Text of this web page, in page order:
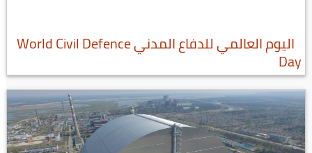
اليوم العالمي للدفاع المدني World Civil Defence
Day